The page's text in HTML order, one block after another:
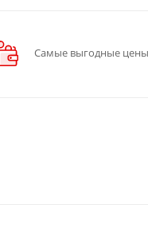
Самые выгодные цены